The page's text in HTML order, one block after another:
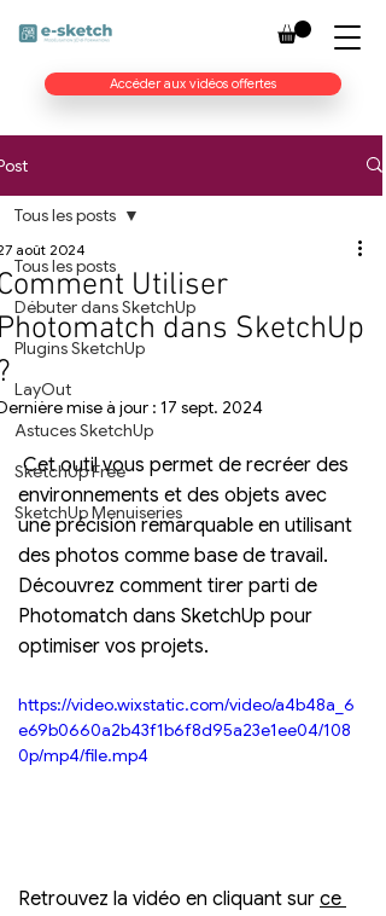
Accéder aux vidéos offertes
Tous les posts
Débuter dans SketchUp
Plugins SketchUp
LayOut
Astuces SketchUp
SketchUp Free
SketchUp Menuiseries
Tous les posts
Utiliser
dans SketchUp
août 2024
mise à jour : 17 sept. 2024
Cet outil vous permet de recréer des
environnements et des objets avec
une précision remarquable en utilisant
des photos comme base de travail.
Découvrez comment tirer parti de
Photomatch dans SketchUp pour
optimiser vos projets.
https://video.wixstatic.com/video/a4b48a_6
e69b0660a2b43f1b6f8d95a23e1ee04/108
0p/mp4/file.mp4
Retrouvez la vidéo en cliquant sur ce